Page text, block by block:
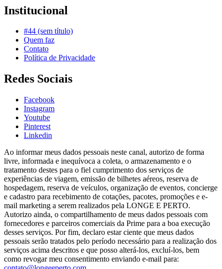
Institucional
#44 (sem título)
Quem faz
Contato
Política de Privacidade
Redes Sociais
Facebook
Instagram
Youtube
Pinterest
Linkedin
Ao informar meus dados pessoais neste canal, autorizo de forma
livre, informada e inequívoca a coleta, o armazenamento e o
tratamento destes para o fiel cumprimento dos serviços de
experiências de viagem, emissão de bilhetes aéreos, reserva de
hospedagem, reserva de veículos, organização de eventos, concierge
e cadastro para recebimento de cotações, pacotes, promoções e e-
mail marketing a serem realizados pela LONGE E PERTO.
Autorizo ainda, o compartilhamento de meus dados pessoais com
fornecedores e parceiros comerciais da Prime para a boa execução
desses serviços. Por fim, declaro estar ciente que meus dados
pessoais serão tratados pelo período necessário para a realização dos
serviços acima descritos e que posso alterá-los, excluí-los, bem
como revogar meu consentimento enviando e-mail para: